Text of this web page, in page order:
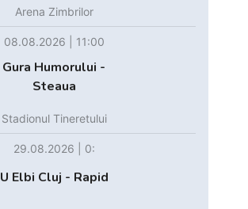
Arena Zimbrilor
08.08.2026 | 11:00
Gura Humorului -
Steaua
Stadionul Tineretului
29.08.2026 | 0:
U Elbi Cluj - Rapid